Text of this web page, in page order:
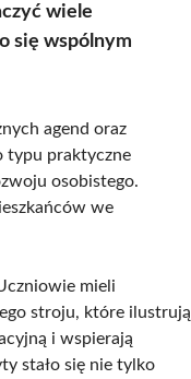
wiele
się wspólnym
agend oraz
typu praktyczne
osobistego.
we
mieli
stroju, które ilustrują
i wspierają
stało się nie tylko